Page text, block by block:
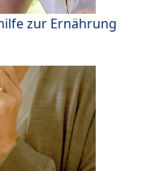
zur Ernährung